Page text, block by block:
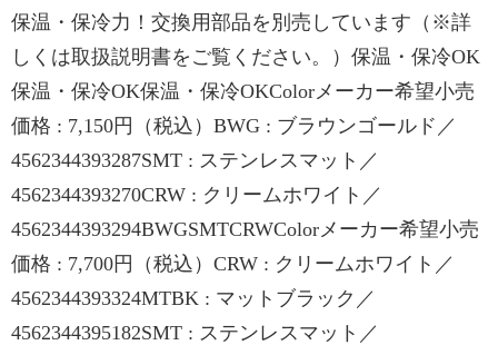
保温・保冷力！交換用部品を別売しています（※詳
しくは取扱説明書をご覧ください。）保温・保冷OK
保温・保冷OK保温・保冷OKColorメーカー希望小売
価格 : 7,150円（税込）BWG : ブラウンゴールド／
4562344393287SMT : ステンレスマット／
4562344393270CRW : クリームホワイト／
4562344393294BWGSMTCRWColorメーカー希望小売
価格 : 7,700円（税込）CRW : クリームホワイト／
4562344393324MTBK : マットブラック／
4562344395182SMT : ステンレスマット／